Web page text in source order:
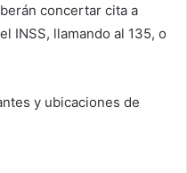
concertar cita a
INSS, llamando al 135, o
y ubicaciones de